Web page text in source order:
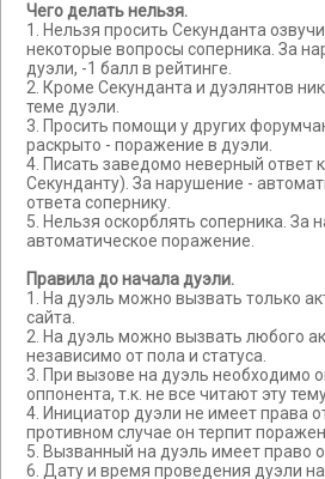
Чего делать нельзя.
1. Нельзя просить Секунданта
некоторые вопросы соперника. За
дуэли, -1 балл в рейтинге.
2. Кроме Секунданта и дуэлянтов
теме дуэли.
3. Просить помощи у других
раскрыто - поражение в дуэли.
4. Писать заведомо неверный ответ
Секунданту). За нарушение -
ответа сопернику.
5. Нельзя оскорблять соперника. За
автоматическое поражение.
Правила до начала дуэли.
1. На дуэль можно вызвать только
сайта.
2. На дуэль можно вызвать любого
независимо от пола и статуса.
3. При вызове на дуэль необходимо
оппонента, т.к. не все читают эту
4. Инициатор дуэли не имеет права
противном случае он терпит
5. Вызванный на дуэль имеет право
6. Дату и время проведения дуэли